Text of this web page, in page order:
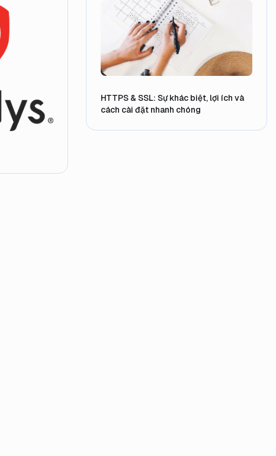
HTTPS & SSL: Sự khác biệt, lợi ích và
cách cài đặt nhanh chóng